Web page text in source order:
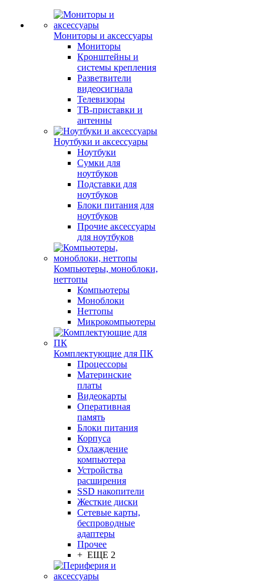
Мониторы и аксессуары
Мониторы
Кронштейны и
системы крепления
Разветвители
видеосигнала
Телевизоры
ТВ-приставки и
антенны
Ноутбуки и аксессуары
Ноутбуки
Сумки для
ноутбуков
Подставки для
ноутбуков
Блоки питания для
ноутбуков
Прочие аксессуары
для ноутбуков
Компьютеры, моноблоки,
неттопы
Компьютеры
Моноблоки
Неттопы
Микрокомпьютеры
Комплектующие для ПК
Процессоры
Материнские
платы
Видеокарты
Оперативная
память
Блоки питания
Корпуса
Охлаждение
компьютера
Устройства
расширения
SSD накопители
Жесткие диски
Сетевые карты,
беспроводные
адаптеры
Прочее
+ ЕЩЕ 2